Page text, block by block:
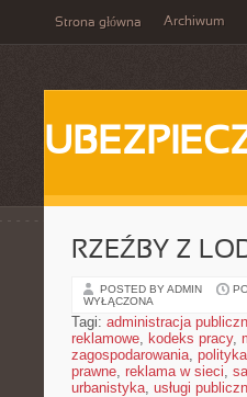
Strona główna Archiwum
RZEŹBY Z
POSTED BY ADMIN
WYŁĄCZONA
Tagi: administracja
reklamowe, kodeks pracy,
zagospodarowania, polityka
prawne, reklama w sieci,
urbanistyka, usługi